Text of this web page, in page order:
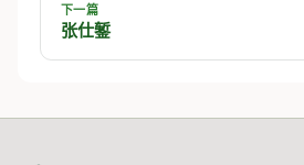
下一篇
张仕錾